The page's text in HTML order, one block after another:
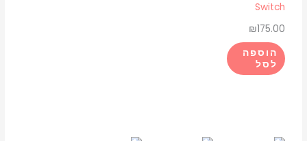
Switch
₪175.00
הוספה
לסל